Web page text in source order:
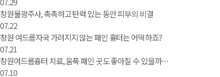
창원물광주사, 촉촉하고 탄력 있는 동안 피부의 비결
07.22
창원 여드름자국 가려지지 않는 패인 흉터는 어떡하죠?
07.21
창원여드름흉터 치료, 움푹 패인 곳도 좋아질 수 있을까…
07.10